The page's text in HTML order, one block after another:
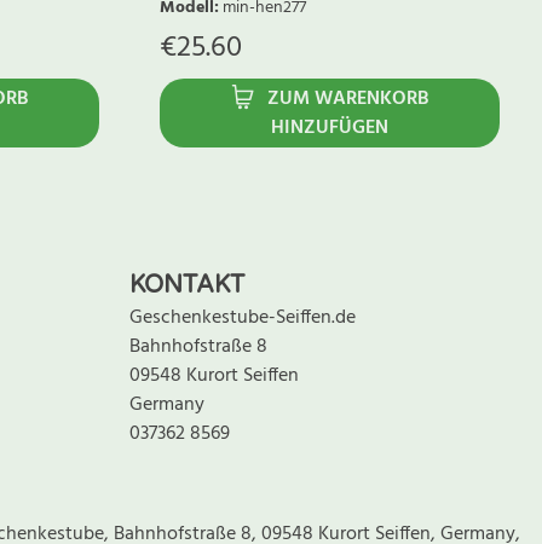
Modell: min-hen277
€25.60
ZUM WARENKORB
HINZUFÜGEN
KONTAKT
Geschenkestube-Seiffen.de
Bahnhofstraße 8
09548 Kurort Seiffen
Germany
037362 8569
Bahnhofstraße 8, 09548 Kurort Seiffen, Germany,